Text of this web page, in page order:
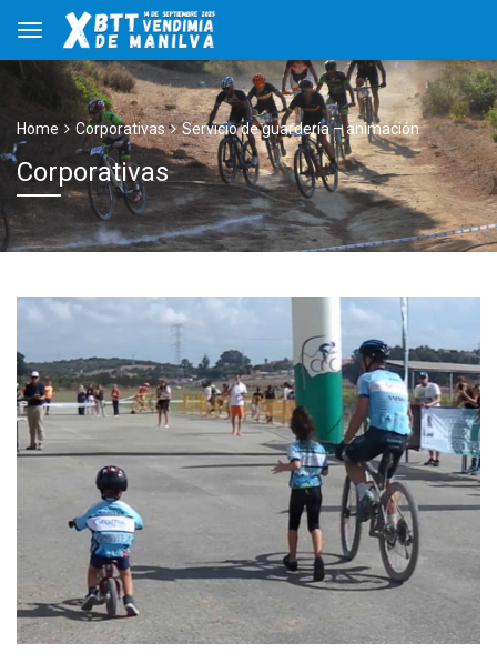
Home Corporativas Servicio de guardería – animación
Corporativas